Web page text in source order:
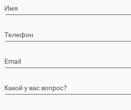
Имя
Телефон
Email
Какой у вас вопрос?